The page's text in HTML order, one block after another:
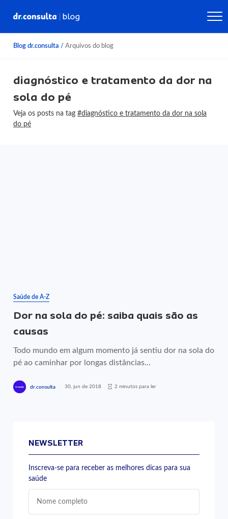
Blog dr.consulta / Arquivos do blog
diagnóstico e tratamento da dor na
sola do pé
Veja os posts na tag#diagnóstico e tratamento da dor na sola
do pé
Saúde de A-Z
Dor na sola do pé: saiba quais são as
causas
Todo mundo em algum momento já sentiu dor na sola do
pé ao caminhar por longas distâncias...
dr.consulta 30, jun de 2018 2 minutos para ler
NEWSLETTER
Inscreva-se para receber as melhores dicas para sua
saúde